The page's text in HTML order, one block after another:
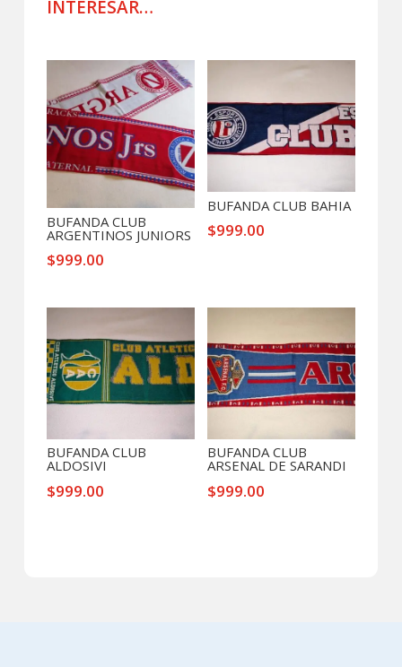
INTERESAR…
BUFANDA CLUB
ARGENTINOS JUNIORS
$999.00
BUFANDA CLUB BAHIA
$999.00
BUFANDA CLUB
ALDOSIVI
$999.00
BUFANDA CLUB
ARSENAL DE SARANDI
$999.00